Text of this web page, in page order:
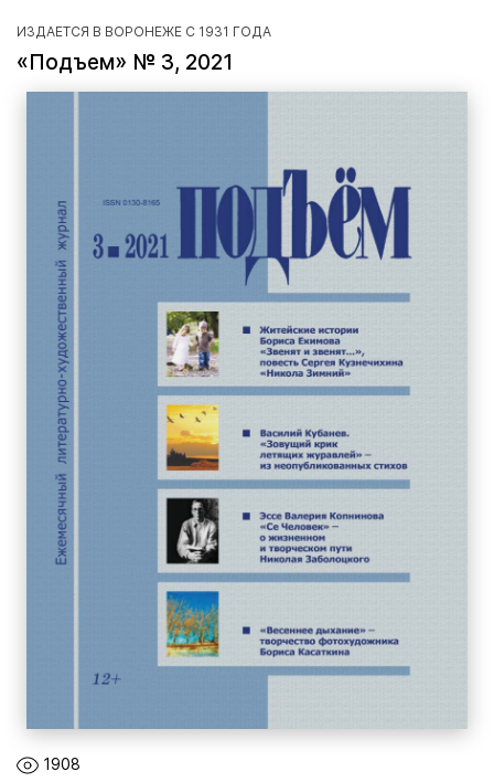
ИЗДАЕТСЯ В ВОРОНЕЖЕ С 1931 ГОДА
«Подъем» № 3, 2021
1908